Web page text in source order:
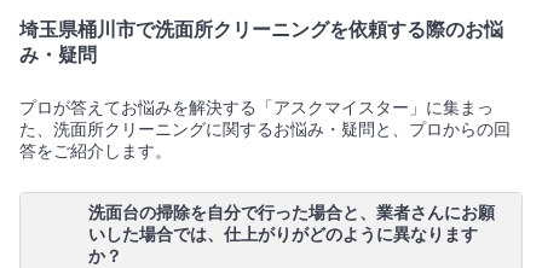
埼玉県桶川市で洗面所クリーニングを依頼する際のお悩
み・疑問
プロが答えてお悩みを解決する「アスクマイスター」に集まっ
た、洗面所クリーニングに関するお悩み・疑問と、プロからの回
答をご紹介します。
洗面台の掃除を自分で行った場合と、業者さんにお願
いした場合では、仕上がりがどのように異なります
か？